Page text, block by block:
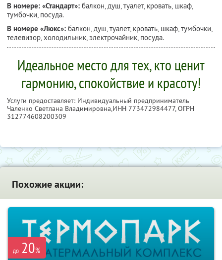
В номере: «Стандарт»: балкон, душ, туалет, кровать, шкаф,
тумбочки, посуда.
В номере «Люкс»: балкон, душ, туалет, кровать, шкаф, тумбочки,
телевизор, холодильник, электрочайник, посуда.
Идеальное место для тех, кто ценит
гармонию, спокойствие и красоту!
Услуги предоставляет: Индивидуальный предприниматель
Чаленко Светлана Владимировна,ИНН 773472984477, ОГРН
312774608200309
Похожие акции:
до 20%